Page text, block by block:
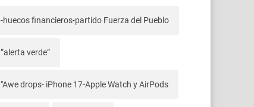
-huecos financieros-partido Fuerza del Pueblo
”alerta verde”
"Awe drops- iPhone 17-Apple Watch y AirPods